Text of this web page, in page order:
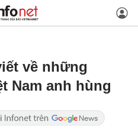
về những
Nam anh hùng